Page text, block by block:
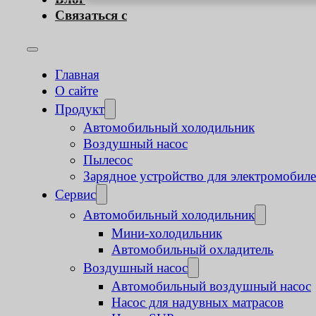
Связаться с
Главная
О сайте
Продукт
Автомобильный холодильник
Воздушный насос
Пылесос
Зарядное устройство для
Сервис
Автомобильный холодильник
Мини-холодильник
Автомобильный охладитель
Воздушный насос
Автомобильный воздушный насос
Насос для надувных матрасов